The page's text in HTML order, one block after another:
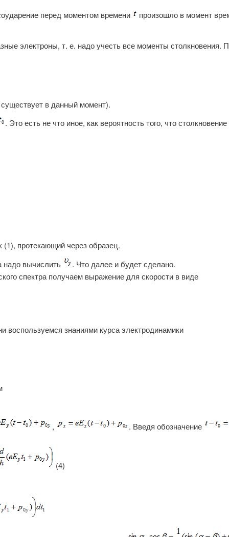
перед моментом времени произошло в момент
электроны, т. е. надо учесть все моменты столкновения.
в данный момент).
. Это есть не что иное, как вероятность того, что
(1), протекающий через образец.
надо вычислить
. Что далее и будет сделано.
спектра получаем выражение для скорости в виде
воспользуемся знаниями курса электродинамики
, . Введя обозначение
(4)